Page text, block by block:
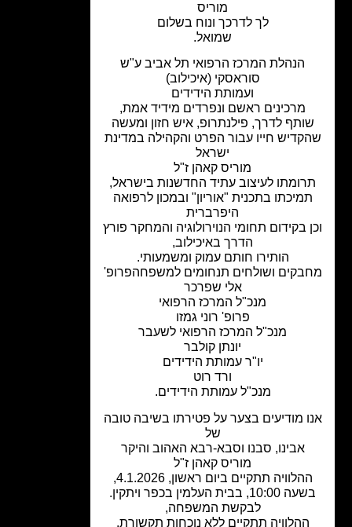
לך לדרכך ונוח בשלום
הנהלת המרכז הרפואי תל אביב ע"ש
סוראסקי (איכילוב)
ועמותת הידידים
מרכינים ראשם ונפרדים מידיד אמת,
לדרך, פילנתרופ, איש חזון ומעשה
חייו עבור הפרט והקהילה במדינת
מוריס קאהן ז"ל
לעיצוב עתיד החדשנות בישראל,
בתכנית "אוריון" ובמכון לרפואה
היפרברית
בקידום תחומי הנוירולוגיה והמחקר פורץ
הדרך באיכילוב,
הותירו חותם עמוק ומשמעותי.
ושולחים תנחומים למשפחהפרופ'
אלי שפרכר
מנכ"ל המרכז הרפואי
פרופ' רוני גמזו
מנכ"ל המרכז הרפואי לשעבר
יונתן קולבר
יו"ר עמותת הידידים
מנכ"ל עמותת הידידים.
מודיעים בצער על פטירתו בשיבה טובה
אבינו, סבנו וסבא-רבא האהוב והיקר
מוריס קאהן ז"ל
תתקיים ביום ראשון, 4.1.2026,
לבקשת המשפחה,
ההלוויה תתקיים ללא נוכחות תקשורת.